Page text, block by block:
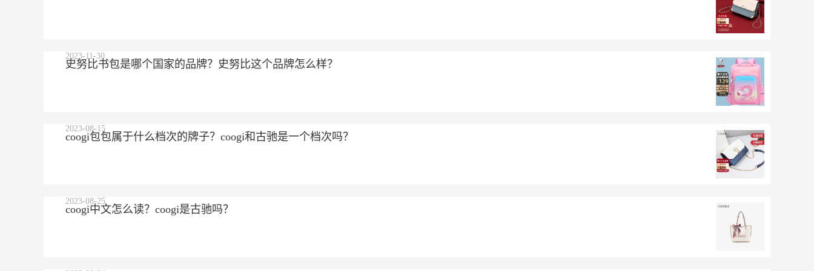
史努比书包是哪个国家的品牌？史努比这个品牌怎么样？
2023-11-30
coogi包包属于什么档次的牌子？coogi和古驰是一个档次吗？
2023-08-15
coogi中文怎么读？coogi是古驰吗？
2023-08-25